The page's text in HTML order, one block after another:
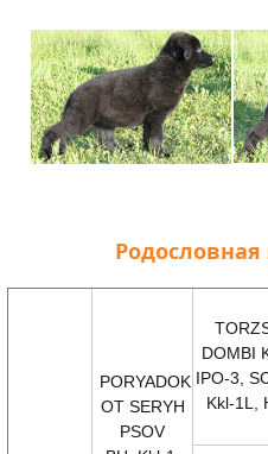
PORYADOK
OT SERYH
PSOV
DOMBI
IPO-3,
Kkl-1L,